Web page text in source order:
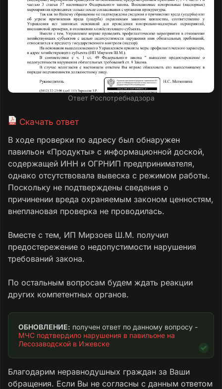
Ответ Роспотребнадзора
Скачать ответ
В ходе проверки по адресу был обнаружен
павильон «Продукты» с информационной доской,
содержащей ИНН и ОГРНИП предпринимателя,
однако отсутствовала вывеска с режимом работы.
Поскольку не подтверждены сведения о
причинении вреда охраняемым законом ценностям,
внеплановая проверка не проводилась.
Вместе с тем, ИП Мирзоев Ш.М. получил
предостережение о недопустимости нарушения
требований закона.
По остальным вопросам будем ждать реакции
других компетентных органов.
ОБНОВЛЕНИЕ:
МЧС подтвердило нарушения в павильоне на
Лесозаводской в Ижевске
Благодарим неравнодушных граждан за Ваши
обращения. Если Вы не согласны с данным ответом